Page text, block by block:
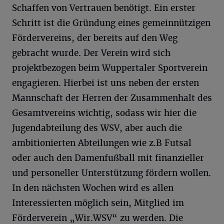
Schaffen von Vertrauen benötigt. Ein erster
Schritt ist die Gründung eines gemeinnützigen
Fördervereins, der bereits auf den Weg
gebracht wurde. Der Verein wird sich
projektbezogen beim Wuppertaler Sportverein
engagieren. Hierbei ist uns neben der ersten
Mannschaft der Herren der Zusammenhalt des
Gesamtvereins wichtig, sodass wir hier die
Jugendabteilung des WSV, aber auch die
ambitionierten Abteilungen wie z.B Futsal
oder auch den Damenfußball mit finanzieller
und personeller Unterstützung fördern wollen.
In den nächsten Wochen wird es allen
Interessierten möglich sein, Mitglied im
Förderverein „Wir.WSV“ zu werden. Die